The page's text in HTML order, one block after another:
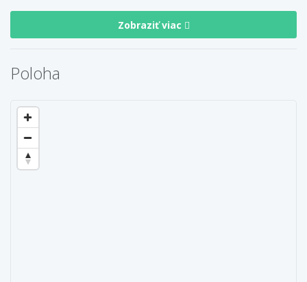
Zobraziť viac
Poloha